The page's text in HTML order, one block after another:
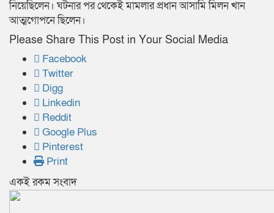
নিয়েছিলেন। ঘটনার পর থেকেই মামলার প্রধান আসামি মিলন খান
আত্মগোপনে ছিলেন।
Please Share This Post in Your Social Media
Facebook
Twitter
Digg
Linkedin
Reddit
Google Plus
Pinterest
Print
একই রকম সংবাদ